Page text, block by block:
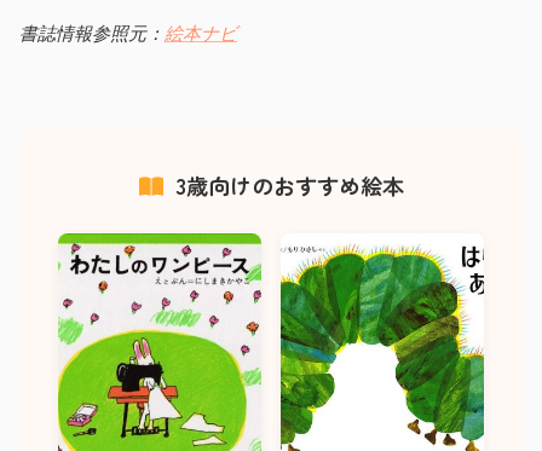
書誌情報参照元： 絵本ナビ
3歳向けのおすすめ絵本